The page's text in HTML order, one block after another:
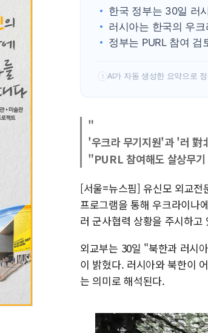
한국 정부는 30일 러
러시아는 한국의 우
정부는 PURL 참여
! AI가 자동 생성한 요약으로
"
'우크라 무기지원'과 '러 對
"PURL 참여해도 살상무
[서울=뉴스핌] 유신모 외교
프로그램을 통해 우크라이나
러 군사협력 상황을 주시하
외교부는 30일 "북한과 러시
이 밝혔다. 러시아와 북한이
는 의미로 해석된다.